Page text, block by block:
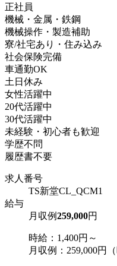
正社員
機械・金属・鉄鋼
機械操作・製造補助
寮/社宅あり・住み込み
社会保険完備
車通勤OK
土日休み
女性活躍中
20代活躍中
30代活躍中
未経験・初心者も歓迎
学歴不問
履歴書不要
求人番号
TS新堂CL_QCM1
給与
月収例259,000円
時給：1,400円～
月収例：259,000円